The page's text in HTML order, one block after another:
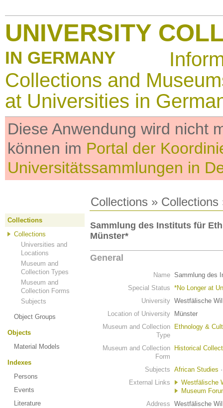
UNIVERSITY
IN GERMANY
Collections and
at Universities in
Diese Anwendung wird nicht
können im Portal der
Universitätssammlungen in
Collections » Collections
Collections
Collections
Universities and
Locations
Museum and
Collection Types
Museum and
Collection Forms
Subjects
Object Groups
Objects
Material Models
Indexes
Persons
Events
Literature
Sammlung des Instituts für
Münster*
General
Name Sammlung des
Special Status *No Longer at
University Westfälische
Location of University
Münster
Museum and Collection
Type
Ethnology &
Museum and Collection
Form
Historical
Subjects African Studies
External Links
Westfälische
Museum
Address Westfälische